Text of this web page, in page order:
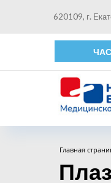
620109, г.
Главная